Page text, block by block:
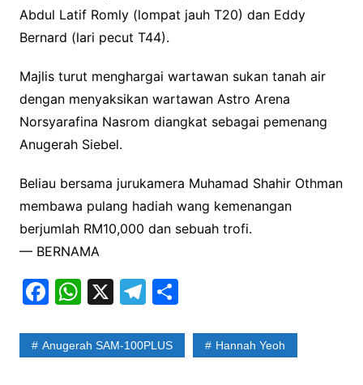
Abdul Latif Romly (lompat jauh T20) dan Eddy
Bernard (lari pecut T44).
Majlis turut menghargai wartawan sukan tanah air
dengan menyaksikan wartawan Astro Arena
Norsyarafina Nasrom diangkat sebagai pemenang
Anugerah Siebel.
Beliau bersama jurukamera Muhamad Shahir Othman
membawa pulang hadiah wang kemenangan
berjumlah RM10,000 dan sebuah trofi.
— BERNAMA
F
c
W
at
X T
e
S
ar
Anugerah SAM-100PLUS Hannah Yeoh